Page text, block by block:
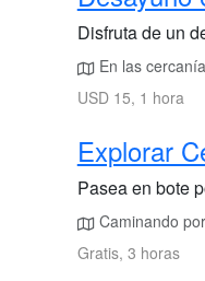
Disfruta de un
En las
USD 15, 1 hora
Explorar
Pasea en bote
Caminando
Gratis, 3 horas